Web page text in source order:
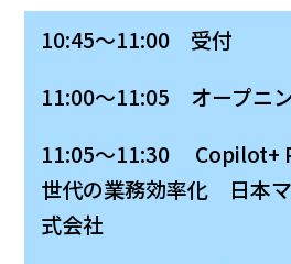
10:45～11:00 受付
11:00～11:05 オープニン
11:05～11:30 Copilot+
世代の業務効率化 日本
式会社